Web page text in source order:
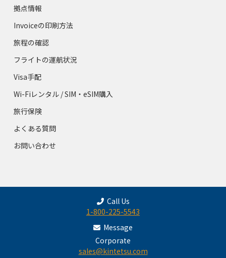
拠点情報
Invoiceの印刷方法
旅程の確認
フライトの運航状況
Visa手配
Wi-Fiレンタル / SIM・eSIM購入
旅行保険
よくある質問
お問い合わせ
Call Us
1-800-225-5543
Message
Corporate
sales@kintetsu.com